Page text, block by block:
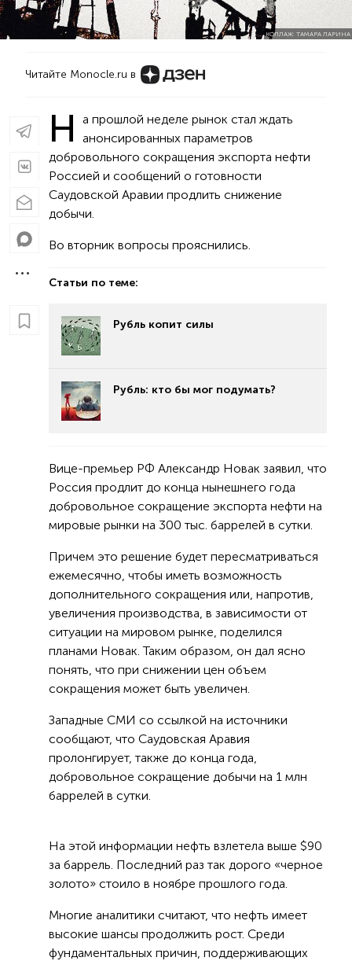
КОЛЛАЖ: ТАМАРА ЛАРИНА
Читайте Monocle.ru в
Н
а прошлой неделе рынок стал ждать
анонсированных параметров
добровольного сокращения экспорта нефти
Россией и сообщений о готовности
Саудовской Аравии продлить снижение
добычи.
Во вторник вопросы прояснились.
Статьи по теме:
Рубль копит силы
Рубль: кто бы мог подумать?
Вице-премьер РФ Александр Новак заявил, что
Россия продлит до конца нынешнего года
добровольное сокращение экспорта нефти на
мировые рынки на 300 тыс. баррелей в сутки.
Причем это решение будет пересматриваться
ежемесячно, чтобы иметь возможность
дополнительного сокращения или, напротив,
увеличения производства, в зависимости от
ситуации на мировом рынке, поделился
планами Новак. Таким образом, он дал ясно
понять, что при снижении цен объем
сокращения может быть увеличен.
Западные СМИ со ссылкой на источники
сообщают, что Саудовская Аравия
пролонгирует, также до конца года,
добровольное сокращение добычи на 1 млн
баррелей в сутки.
На этой информации нефть взлетела выше $90
за баррель. Последний раз так дорого «черное
золото» стоило в ноябре прошлого года.
Многие аналитики считают, что нефть имеет
высокие шансы продолжить рост. Среди
фундаментальных причин, поддерживающих